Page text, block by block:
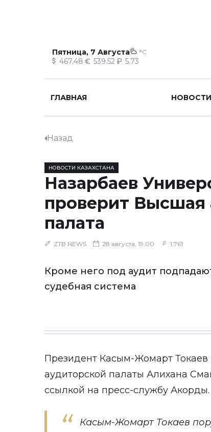
Пятница, 7 Августа °C
467.48 539.52 5.73
ГЛАВНАЯ НОВОСТИ
Назад
НОВОСТИ КАЗАХСТАНА
Назарбаев
проверит Высшая
палата
ZTB NEWS 28 августа, 19:00 1,761
Кроме него под аудит
судебная система
Президент Касым-Жомарт
аудиторской палаты Алихана
ссылкой на пресс-службу Акорды.
Касым-Жомарт Токаев